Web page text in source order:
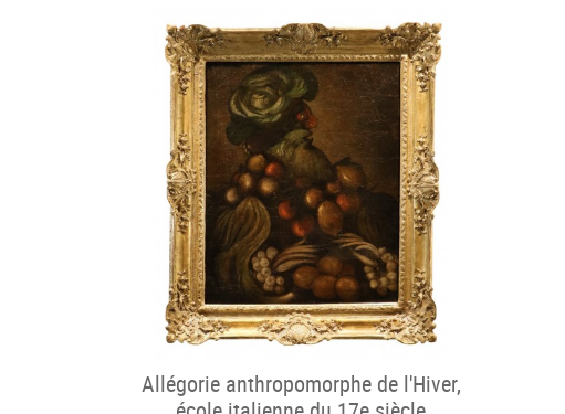
Allégorie anthropomorphe de l'Hiver,